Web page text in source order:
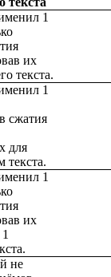
1
их
текста.
1
сжатия
для
текста.
1
их
не